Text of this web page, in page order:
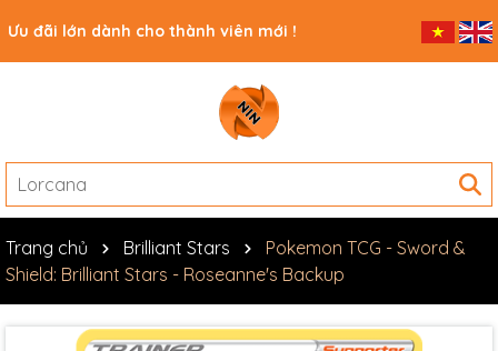
Ưu đãi lớn dành cho thành viên mới !
Trang chủ Brilliant Stars
Pokemon TCG - Sword &
Shield: Brilliant Stars - Roseanne's Backup